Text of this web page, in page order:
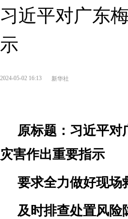
习近平对广东
示
2024-05-02 16:13 新华社
原标题：习近平对
灾害作出重要指示
要求全力做好现场
及时排查处置风险